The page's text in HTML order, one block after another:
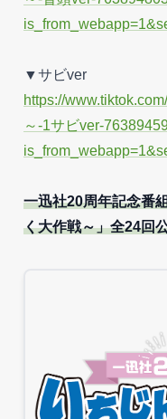
▼サビver
https://
～-1サビver-
一迅社20周年記念番
く大作戦～」全24回